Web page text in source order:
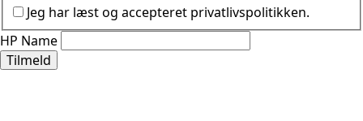
Jeg har læst og accepteret privatlivspolitikken.
HP Name
Tilmeld